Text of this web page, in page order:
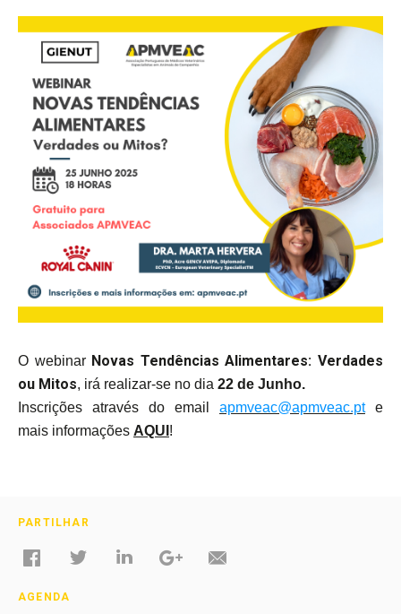
O webinar Novas Tendências Alimentares: Verdades
ou Mitos, irá realizar-se no dia 22 de Junho.
Inscrições através do email apmveac@apmveac.pte
mais informações AQUI !
PARTILHAR
AGENDA